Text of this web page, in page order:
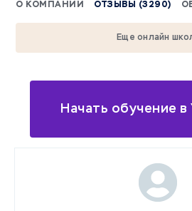
О КОМПАНИИ ОТЗЫВЫ (3290)
Еще онлайн
Начать обучение